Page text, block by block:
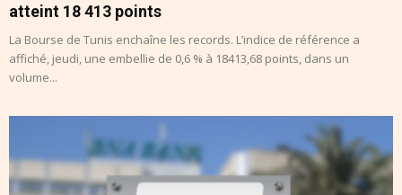
atteint 18 413 points
La Bourse de Tunis enchaîne les records. L’indice de référence a
affiché, jeudi, une embellie de 0,6 % à 18413,68 points, dans un
volume...